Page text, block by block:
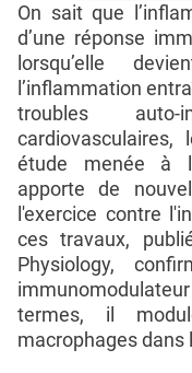
On sait que
d’une réponse
lorsqu’elle
l’inflammation
troubles
étude menée à
apporte de
l'exercice contre
ces travaux,
Physiology,
termes, il
macrophages dans